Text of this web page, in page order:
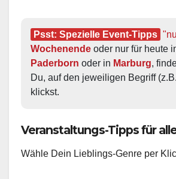
Psst: Spezielle Event-Tipps
Wochenende oder nur für heute
Paderborn oder in Marburg,
Du, auf den jeweiligen Begriff (z.B.
klickst.
Veranstaltungs-Tipps für
Wähle Dein Lieblings-Genre per